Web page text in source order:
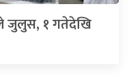
जुलुस, १ गतेदेखि